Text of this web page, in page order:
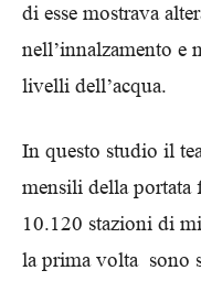
di esse mostrava
nell’innalzamento e
livelli dell’acqua.
In questo studio il
mensili della
10.120 stazioni di
la prima volta sono